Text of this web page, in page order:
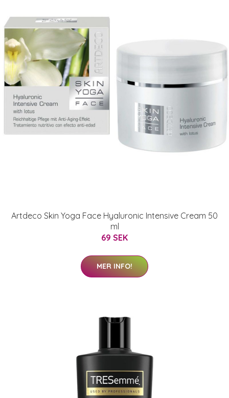
Artdeco Skin Yoga Face Hyaluronic Intensive Cream 50
ml
69 SEK
MER INFO!